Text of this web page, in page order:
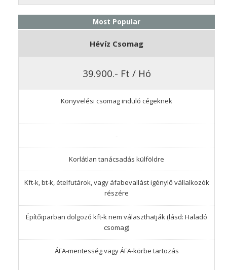
Most Popular
Hévíz Csomag
39.900.- Ft / Hó
Könyvelési csomag induló cégeknek
-
Korlátlan tanácsadás külföldre
Kft-k, bt-k, ételfutárok, vagy áfabevallást igénylő vállalkozók
részére
Építőiparban dolgozó kft-k nem választhatják (lásd: Haladó
csomag)
ÁFA-mentesség vagy ÁFA-körbe tartozás